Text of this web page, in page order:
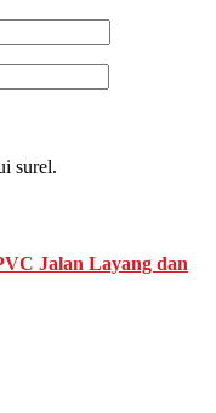
surel.
Jalan Layang dan